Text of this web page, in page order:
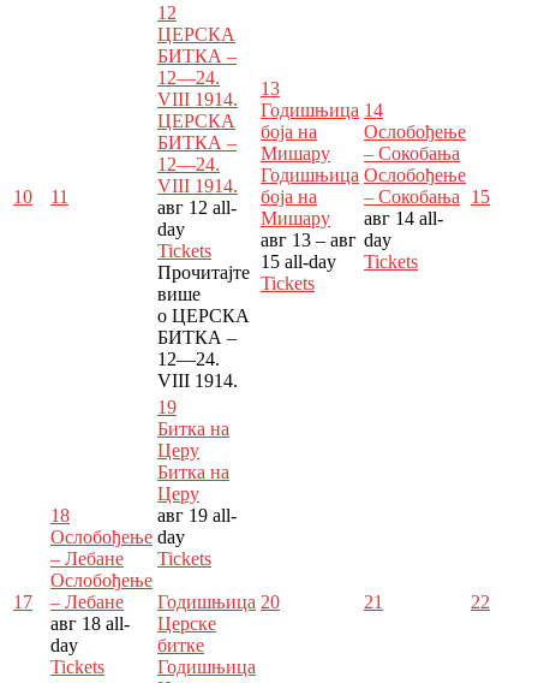
10 11
12
ЦЕРСКА
БИТКА –
12—24.
VIII 1914.
ЦЕРСКА
БИТКА –
12—24.
VIII 1914.
авг 12 all-
day
Tickets
Прочитајте
више
о ЦЕРСКА
БИТКА –
12—24.
VIII 1914.
13
Годишњица
боја на
Мишару
Годишњица
боја на
Мишару
авг 13 – авг
15 all-day
Tickets
14
Ослобођење
– Сокобања
Ослобођење
– Сокобања
авг 14 all-
day
Tickets
15
17
18
Ослобођење
– Лебане
Ослобођење
– Лебане
авг 18 all-
day
Tickets
19
Битка на
Церу
Битка на
Церу
авг 19 all-
day
Tickets
Годишњица
Церске
битке
Годишњица
20 21 22